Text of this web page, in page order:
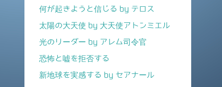
何が起きようと信じる by テロス
太陽の大天使 by 大天使アトンミエル
光のリーダー by アレム司令官
恐怖と嘘を拒否する
新地球を実感する by セアナール